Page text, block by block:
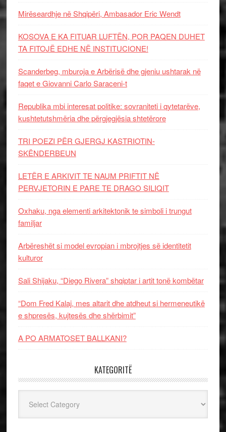
Mirëseardhje në Shqipëri, Ambasador Eric Wendt
KOSOVA E KA FITUAR LUFTËN, POR PAQEN DUHET
TA FITOJË EDHE NË INSTITUCIONE!
Scanderbeg, mburoja e Arbërisë dhe gjeniu ushtarak në
faqet e Giovanni Carlo Saraceni-t
Republika mbi interesat politike: sovraniteti i qytetarëve,
kushtetutshmëria dhe përgjegjësia shtetërore
TRI POEZI PËR GJERGJ KASTRIOTIN-
SKËNDERBEUN
LETËR E ARKIVIT TE NAUM PRIFTIT NË
PERVJETORIN E PARE TE DRAGO SILIQIT
Oxhaku, nga elementi arkitektonik te simboli i trungut
familjar
Arbëreshët si model evropian i mbrojtjes së identitetit
kulturor
Sali Shijaku, “Diego Rivera” shqiptar i artit tonë kombëtar
“Dom Fred Kalaj, mes altarit dhe atdheut si hermeneutikë
e shpresës, kujtesës dhe shërbimit”
A PO ARMATOSET BALLKANI?
KATEGORITË